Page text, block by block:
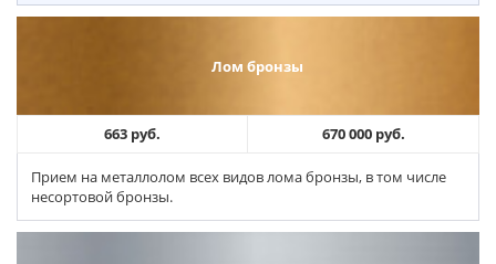
Лом бронзы
663 руб. 670 000 руб.
Прием на металлолом всех видов лома бронзы, в том числе
несортовой бронзы.